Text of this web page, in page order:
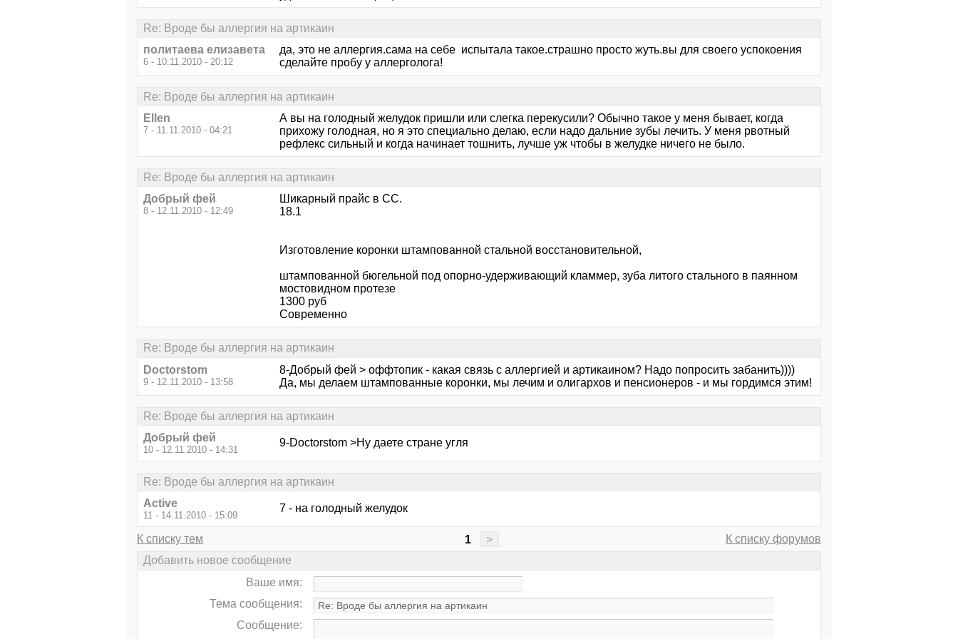
Re: Вроде бы аллергия на артикаин
политаева елизавета
6 - 10.11.2010 - 20:12
да, это не аллергия.сама на себе испытала такое.страшно просто жуть.вы для своего успокоения
сделайте пробу у аллерголога!
Re: Вроде бы аллергия на артикаин
Ellen
7 - 11.11.2010 - 04:21
А вы на голодный желудок пришли или слегка перекусили? Обычно такое у меня бывает, когда
прихожу голодная, но я это специально делаю, если надо дальние зубы лечить. У меня рвотный
рефлекс сильный и когда начинает тошнить, лучше уж чтобы в желудке ничего не было.
Re: Вроде бы аллергия на артикаин
Добрый фей
8 - 12.11.2010 - 12:49
Шикарный прайс в СС.
18.1
Изготовление коронки штампованной стальной восстановительной,
штампованной бюгельной под опорно-удерживающий кламмер, зуба литого стального в паянном
мостовидном протезе
1300 руб
Современно
Re: Вроде бы аллергия на артикаин
Doctorstom
9 - 12.11.2010 - 13:58
8-Добрый фей > оффтопик - какая связь с аллергией и артикаином? Надо попросить забанить))))
Да, мы делаем штампованные коронки, мы лечим и олигархов и пенсионеров - и мы гордимся этим!
Re: Вроде бы аллергия на артикаин
Добрый фей
10 - 12.11.2010 - 14:31
9-Doctorstom >Ну даете стране угля
Re: Вроде бы аллергия на артикаин
Active
11 - 14.11.2010 - 15:09
7 - на голодный желудок
К списку тем 1 >
К списку форумов
Добавить новое сообщение
Ваше имя:
Тема сообщения:
Сообщение: